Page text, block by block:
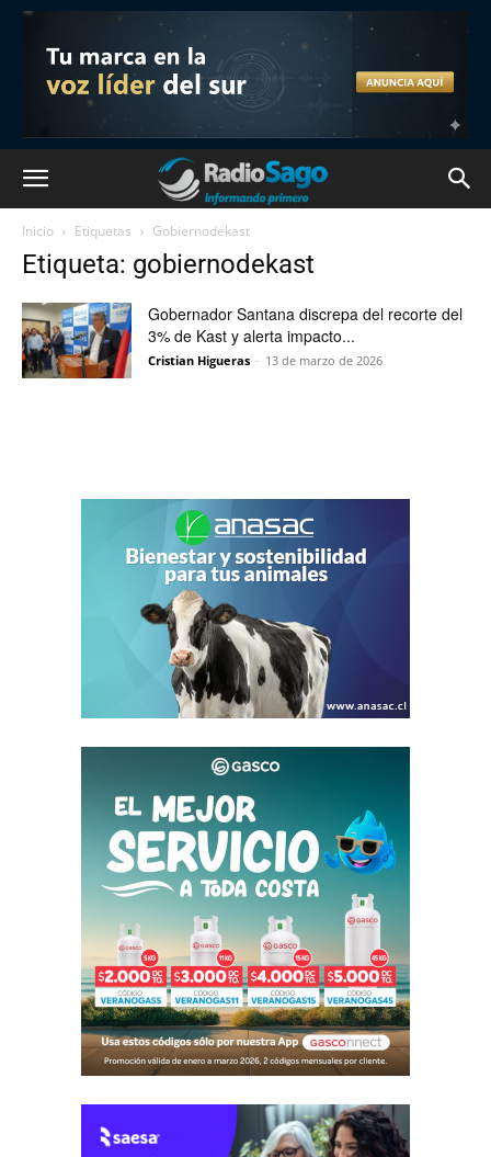
Inicio Etiquetas Gobiernodekast
Etiqueta: gobiernodekast
Gobernador Santana discrepa del recorte del
3% de Kast y alerta impacto...
Cristian Higueras - 13 de marzo de 2026